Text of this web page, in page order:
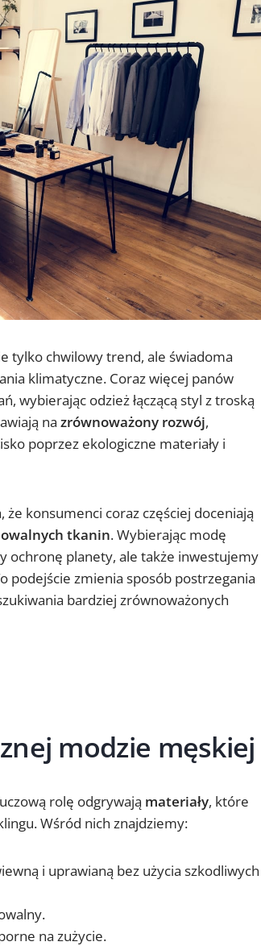
tylko chwilowy trend, ale świadoma
klimatyczne. Coraz więcej panów
wybierając odzież łączącą styl z troską
na zrównoważony rozwój,
poprzez ekologiczne materiały i
że konsumenci coraz częściej doceniają
tkanin. Wybierając modę
ochronę planety, ale także inwestujemy
podejście zmienia sposób postrzegania
bardziej zrównoważonych
modzie męskiej
rolę odgrywają materiały, które
Wśród nich znajdziemy:
i uprawianą bez użycia szkodliwych
na zużycie.